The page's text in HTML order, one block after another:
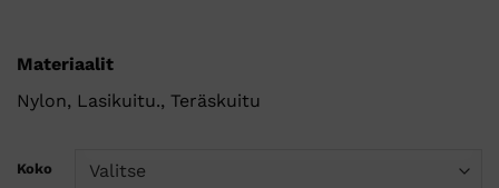
Materiaalit
Nylon, Lasikuitu., Teräskuitu
Koko